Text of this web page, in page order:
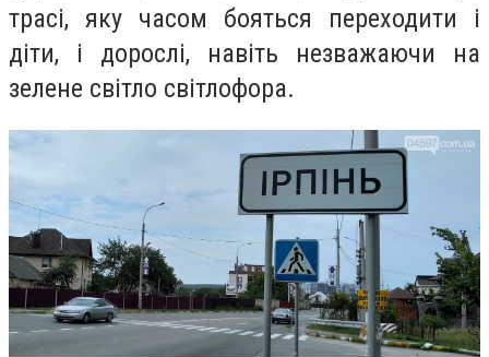
трасі, яку часом бояться переходити і
діти, і дорослі, навіть незважаючи на
зелене світло світлофора.